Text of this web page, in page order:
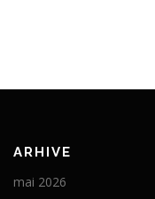
ARHIVE
mai 2026